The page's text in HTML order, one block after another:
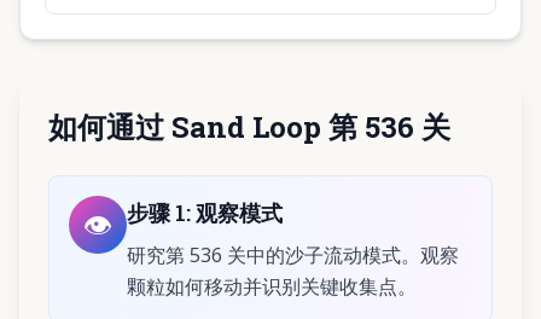
如何通过 Sand Loop 第 536 关
👁️ 步骤 1:观察模式
研究第 536 关中的沙子流动模式。观察
颗粒如何移动并识别关键收集点。